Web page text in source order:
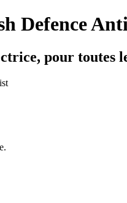
Defence
pour toutes